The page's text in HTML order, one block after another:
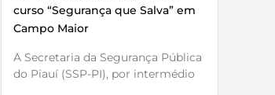
curso “Segurança que Salva” em
Campo Maior
A Secretaria da Segurança Pública
do Piauí (SSP-PI), por intermédio